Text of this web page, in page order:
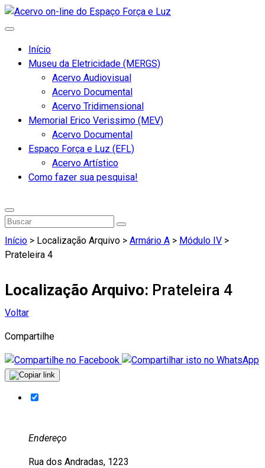
Início
Museu da Eletricidade (MERGS)
Acervo Audiovisual
Acervo Documental
Acervo Tridimensional
Memorial Erico Verissimo (MEV)
Acervo Documental
Espaço Força e Luz (EFL)
Acervo Artístico
Como fazer sua pesquisa!
Início > Localização Arquivo > Armário A > Módulo IV >
Prateleira 4
Localização Arquivo: Prateleira 4
Voltar
Compartilhe
Endereço
Rua dos Andradas, 1223